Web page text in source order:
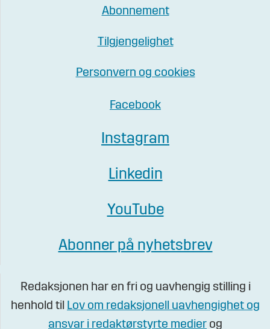
Abonnement
Tilgjengelighet
Personvern og cookies
Facebook
Instagram
Linkedin
YouTube
Abonner på nyhetsbrev
Redaksjonen har en fri og uavhengig stilling i
henhold til Lov om redaksjonell uavhengighet og
ansvar i redaktørstyrte medier og